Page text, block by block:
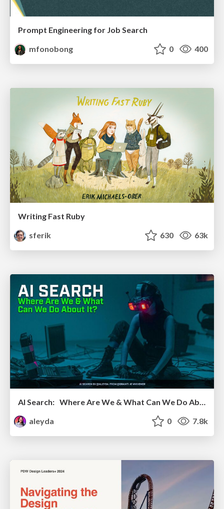
Prompt Engineering for Job Search
mfonobong
0 400
Writing Fast Ruby
sferik
630 63k
AI Search: Where Are We & What Can We Do About It?
aleyda
0 7.8k